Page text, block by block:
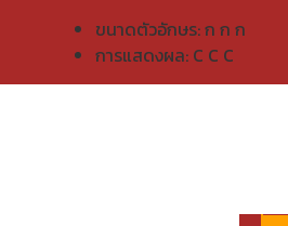
ขนาดตัวอักษร:ก ก ก
การแสดงผล: C C C